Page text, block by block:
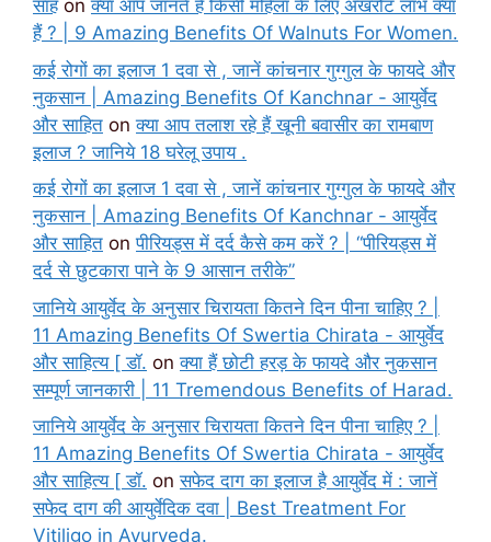
साहonक्या आप जानते हैं किसी महिला के लिए अखरोट लाभ क्या
हैं ? | 9 Amazing Benefits Of Walnuts For Women.
कई रोगों का इलाज 1 दवा से , जानें कांचनार गुग्गुल के फायदे और
नुकसान | Amazing Benefits Of Kanchnar - आयुर्वेद
और साहित onक्या आप तलाश रहे हैं खूनी बवासीर का रामबाण
इलाज ? जानिये 18 घरेलू उपाय .
कई रोगों का इलाज 1 दवा से , जानें कांचनार गुग्गुल के फायदे और
नुकसान | Amazing Benefits Of Kanchnar - आयुर्वेद
और साहित onपीरियड्स में दर्द कैसे कम करें ? | “पीरियड्स में
दर्द से छुटकारा पाने के 9 आसान तरीके”
जानिये आयुर्वेद के अनुसार चिरायता कितने दिन पीना चाहिए ? |
11 Amazing Benefits Of Swertia Chirata - आयुर्वेद
और साहित्य [ डॉ. onक्या हैं छोटी हरड़ के फायदे और नुकसान
सम्पूर्ण जानकारी | 11 Tremendous Benefits of Harad.
जानिये आयुर्वेद के अनुसार चिरायता कितने दिन पीना चाहिए ? |
11 Amazing Benefits Of Swertia Chirata - आयुर्वेद
और साहित्य [ डॉ. onसफेद दाग का इलाज है आयुर्वेद में : जानें
सफेद दाग की आयुर्वेदिक दवा | Best Treatment For
Vitiligo in Ayurveda.